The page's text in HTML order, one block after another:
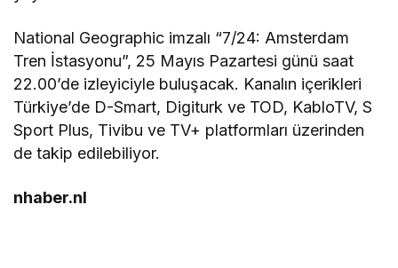
National Geographic imzalı “7/24: Amsterdam
Tren İstasyonu”, 25 Mayıs Pazartesi günü saat
22.00’de izleyiciyle buluşacak. Kanalın içerikleri
Türkiye’de D-Smart, Digiturk ve TOD, KabloTV, S
Sport Plus, Tivibu ve TV+ platformları üzerinden
de takip edilebiliyor.
nhaber.nl